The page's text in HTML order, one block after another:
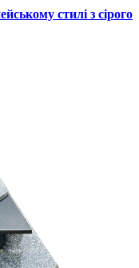
стилі з сірого